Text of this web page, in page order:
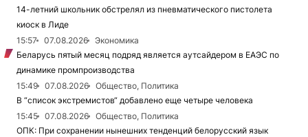
14-летний школьник обстрелял из пневматического пистолета
киоск в Лиде
15:57
07.08.2026
Экономика
Беларусь пятый месяц подряд является аутсайдером в ЕАЭС по
динамике промпроизводства
15:49
07.08.2026
Общество, Политика
В “список экстремистов“ добавлено еще четыре человека
15:45
07.08.2026
Общество, Политика
ОПК: При сохранении нынешних тенденций белорусский язык